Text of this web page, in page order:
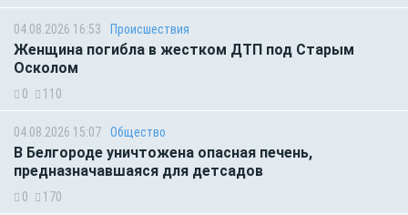
04.08.2026 16:53 Происшествия
Женщина погибла в жестком ДТП под Старым
Осколом
0 110
04.08.2026 15:07 Общество
В Белгороде уничтожена опасная печень,
предназначавшаяся для детсадов
0 170